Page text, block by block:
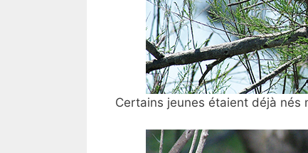
Certains jeunes étaient déjà nés